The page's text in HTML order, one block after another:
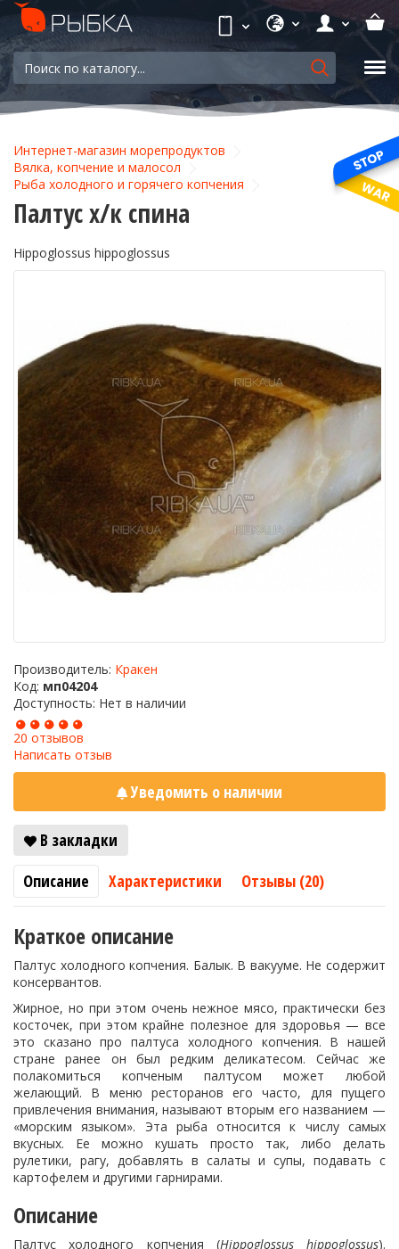
Интернет-магазин морепродуктов
Вялка, копчение и малосол
Рыба холодного и горячего копчения
Палтус х/к спина
Hippoglossus hippoglossus
Производитель: Кракен
Код: мп04204
Доступность: Нет в наличии
20 отзывов
Написать отзыв
Уведомить о наличии
В закладки
Описание
Характеристики Отзывы (20)
Краткое описание
Палтус холодного копчения. Балык. В вакууме. Не содержит
консервантов.
Жирное, но при этом очень нежное мясо, практически без
косточек, при этом крайне полезное для здоровья — все
это сказано про палтуса холодного копчения. В нашей
стране ранее он был редким деликатесом. Сейчас же
полакомиться копченым палтусом может любой
желающий. В меню ресторанов его часто, для пущего
привлечения внимания, называют вторым его названием —
«морским языком». Эта рыба относится к числу самых
вкусных. Ее можно кушать просто так, либо делать
рулетики, рагу, добавлять в салаты и супы, подавать с
картофелем и другими гарнирами.
Описание
Палтус холодного копчения (Hippoglossus hippoglossus).